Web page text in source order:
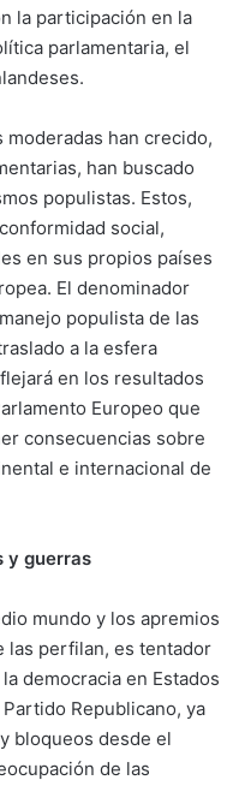
la participación en la
parlamentaria, el
moderadas han crecido,
han buscado
populistas. Estos,
social,
en sus propios países
El denominador
populista de las
a la esfera
en los resultados
Europeo que
consecuencias sobre
e internacional de
y guerras
mundo y los apremios
las perfilan, es tentador
democracia en Estados
Republicano, ya
bloqueos desde el
de las